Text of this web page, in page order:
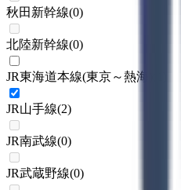
秋田新幹線(0)
北陸新幹線(0)
JR東海道本線(東京～熱海)
JR山手線(2)
JR南武線(0)
JR武蔵野線(0)